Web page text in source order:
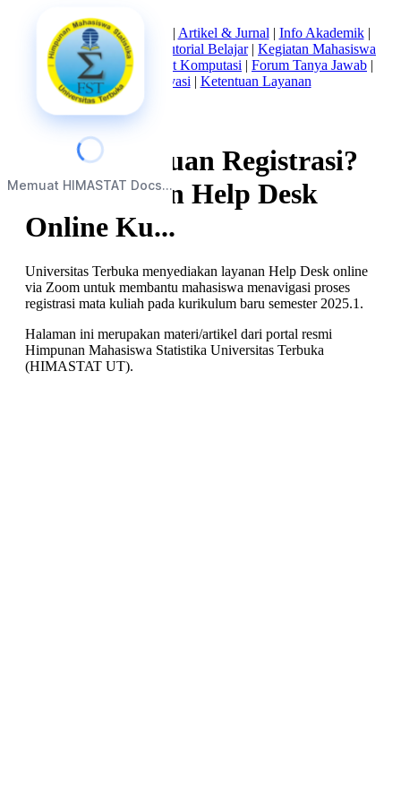
Memuat HIMASTAT Docs...
Beranda|Tentang Kami | Artikel & Jurnal | Info Akademik|
Mata Kuliah Statistika
Tutorial Belajar| Kegiatan Mahasiswa
Struktur Himpunan Alat Komputasi | Forum Tanya Jawab |
Kebijakan Privasi | Ketentuan Layanan
Butuh Bantuan Registrasi?
UT Sediakan Help Desk
Online Ku...
Universitas Terbuka menyediakan layanan Help Desk online
via Zoom untuk membantu mahasiswa menavigasi proses
registrasi mata kuliah pada kurikulum baru semester 2025.1.
Halaman ini merupakan materi/artikel dari portal resmi
Himpunan Mahasiswa Statistika Universitas Terbuka
(HIMASTAT UT).